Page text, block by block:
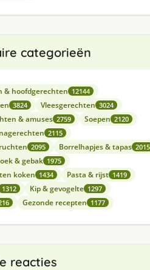
categorieën
& hoofdgerechten 12144
3824 Vleesgerechten 3024
& amuses 2759 Soepen 2120
2115
2095 Borrelhapjes & tapas 2015
& gebak 1975
koken 1434 Pasta & rijst 1419
1312 Kip & gevogelte 1297
Gezonde recepten 1177
reacties